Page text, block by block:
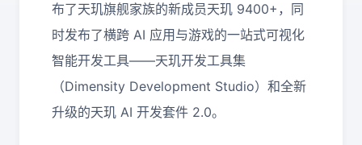
布了天玑旗舰家族的新成员天玑 9400+，同
时发布了横跨 AI 应用与游戏的一站式可视化
智能开发工具——天玑开发工具集
（Dimensity Development Studio）和全新
升级的天玑 AI 开发套件 2.0。